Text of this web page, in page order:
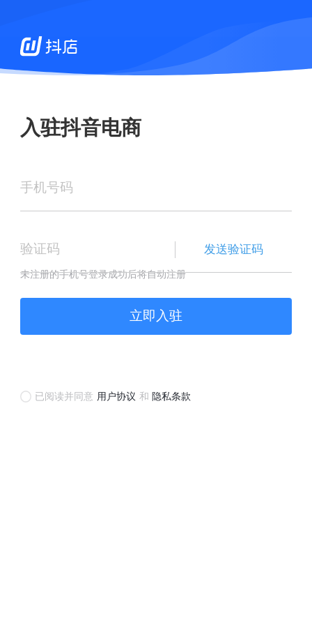
入驻抖音电商
未注册的手机号登录成功后将自动注册
手机号码
发送验证码
验证码
立即入驻
已阅读并同意 用户协议 和 隐私条款